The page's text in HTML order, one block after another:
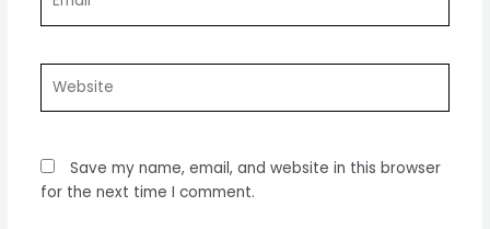
Save my name, email, and website in this browser
for the next time I comment.